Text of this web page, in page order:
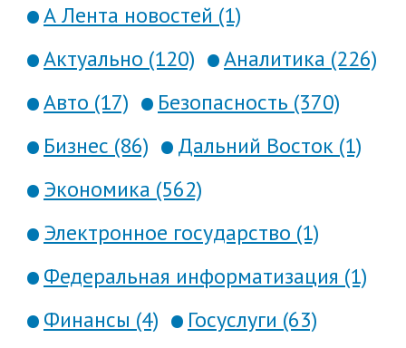
А Лента новостей (1)
Актуально (120)
Аналитика (226)
Авто (17)
Безопасность (370)
Бизнес (86)
Дальний Восток (1)
Экономика (562)
Электронное государство (1)
Федеральная информатизация (1)
Финансы (4)
Госуслуги (63)